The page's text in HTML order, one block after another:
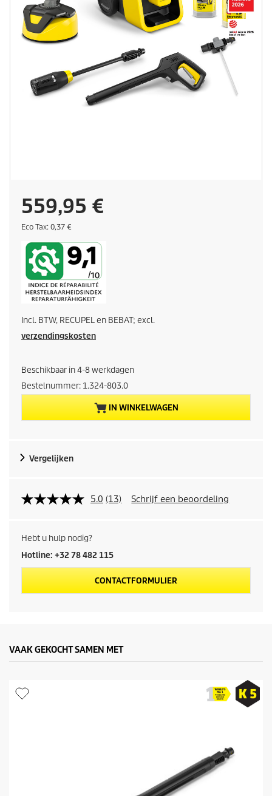
H
u
i
d
g
p
r
d
c
t
p
r
s
559,95 €
E
Eco Tax: 0,37 €
Incl. BTW, RECUPEL en BEBAT; excl.
verzendingskosten
Beschikbaar in 4-8 werkdagen
Bestelnummer: 1.324-803.0
IN WINKELWAGEN
Vergelijken
5.0 (13) Schrijf een beoordeling
Hebt u hulp nodig?
Hotline: +32 78 482 115
CONTACTFORMULIER
VAAK GEKOCHT SAMEN MET